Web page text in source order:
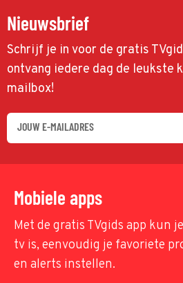
Nieuwsbrief
Schrijf je in voor de gratis
ontvang iedere dag de leukste
mailbox!
Mobiele apps
Met de gratis TVgids app kun
tv is, eenvoudig je favoriete
en alerts instellen.